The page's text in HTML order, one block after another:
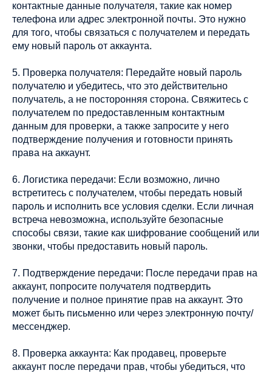
контактные данные получателя, такие как номер
телефона или адрес электронной почты. Это нужно
для того, чтобы связаться с получателем и передать
ему новый пароль от аккаунта.
5. Проверка получателя: Передайте новый пароль
получателю и убедитесь, что это действительно
получатель, а не посторонняя сторона. Свяжитесь с
получателем по предоставленным контактным
данным для проверки, а также запросите у него
подтверждение получения и готовности принять
права на аккаунт.
6. Логистика передачи: Если возможно, лично
встретитесь с получателем, чтобы передать новый
пароль и исполнить все условия сделки. Если личная
встреча невозможна, используйте безопасные
способы связи, такие как шифрование сообщений или
звонки, чтобы предоставить новый пароль.
7. Подтверждение передачи: После передачи прав на
аккаунт, попросите получателя подтвердить
получение и полное принятие прав на аккаунт. Это
может быть письменно или через электронную почту/
мессенджер.
8. Проверка аккаунта: Как продавец, проверьте
аккаунт после передачи прав, чтобы убедиться, что